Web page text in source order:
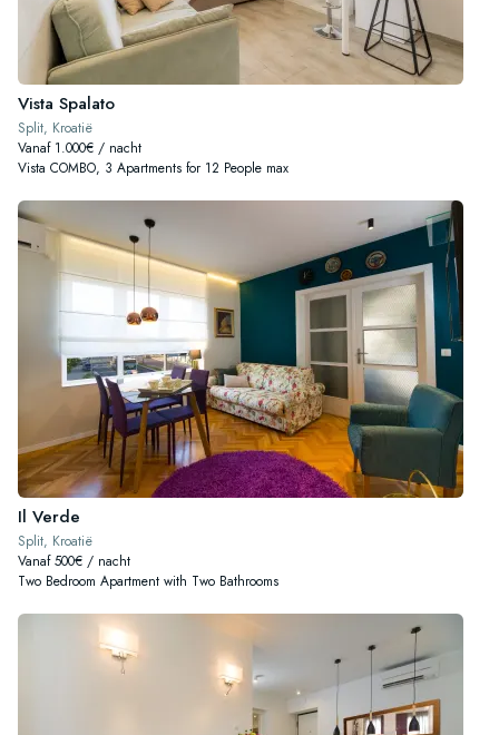
Vista Spalato
Split, Kroatië
Vanaf 1.000€ / nacht
Vista COMBO, 3 Apartments for 12 People max
Il Verde
Split, Kroatië
Vanaf 500€ / nacht
Two Bedroom Apartment with Two Bathrooms